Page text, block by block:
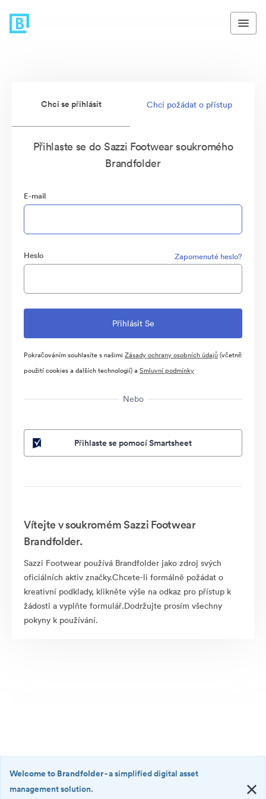
Chci se přihlásit Chci požádat o přístup
Přihlaste se do Sazzi Footwear soukromého
Brandfolder
E-mail
Heslo Zapomenuté heslo?
Pokračováním souhlasíte s našimi Zásady ochrany osobních údajů(včetně
použití cookies a dalších technologií) a Smluvní podmínky
Nebo
Přihlaste se pomocí Smartsheet
Vítejte v soukromém Sazzi Footwear
Brandfolder.
Sazzi Footwear používá Brandfolder jako zdroj svých
oficiálních aktiv značky.Chcete-li formálně požádat o
kreativní podklady, klikněte výše na odkaz pro přístup k
žádosti a vyplňte formulář.Dodržujte prosím všechny
pokyny k používání.
Welcome to Brandfolder- a simplified digital asset
management solution.